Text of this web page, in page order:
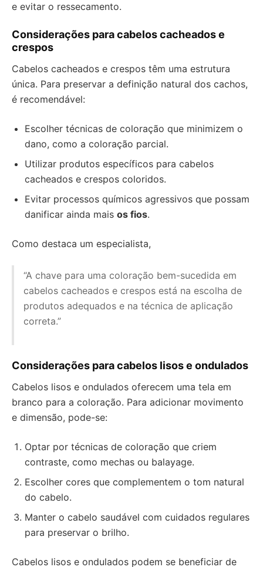
e evitar o ressecamento.
Considerações para cabelos cacheados e
crespos
Cabelos cacheados e crespos têm uma estrutura
única. Para preservar a definição natural dos cachos,
é recomendável:
Escolher técnicas de coloração que minimizem o
dano, como a coloração parcial.
Utilizar produtos específicos para cabelos
cacheados e crespos coloridos.
Evitar processos químicos agressivos que possam
danificar ainda mais os fios.
Como destaca um especialista,
“A chave para uma coloração bem-sucedida em
cabelos cacheados e crespos está na escolha de
produtos adequados e na técnica de aplicação
correta.”
Considerações para cabelos lisos e ondulados
Cabelos lisos e ondulados oferecem uma tela em
branco para a coloração. Para adicionar movimento
e dimensão, pode-se:
Optar por técnicas de coloração que criem
contraste, como mechas ou balayage.
Escolher cores que complementem o tom natural
do cabelo.
Manter o cabelo saudável com cuidados regulares
para preservar o brilho.
Cabelos lisos e ondulados podem se beneficiar de